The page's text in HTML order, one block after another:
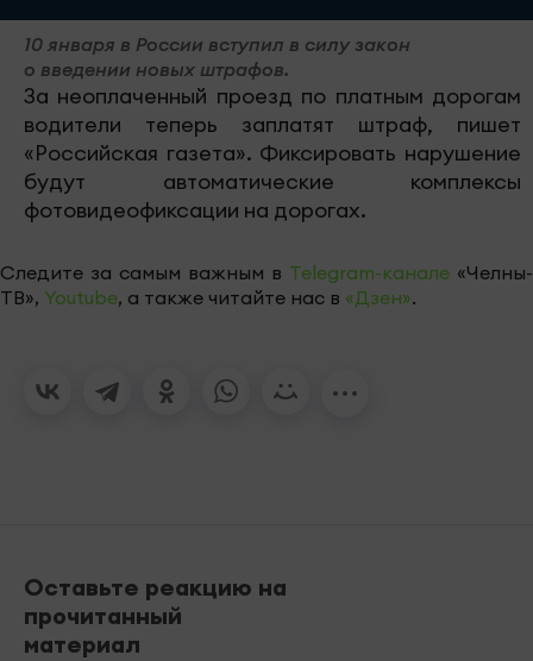
10 января в России вступил в силу закон
о введении новых штрафов.
За неоплаченный проезд по платным дорогам
водители теперь заплатят штраф, пишет
«Российская газета». Фиксировать нарушение
будут автоматические комплексы
фотовидеофиксации на дорогах.
Следите за самым важным в Telegram-канале «Челны-
ТВ», Youtube, а также читайте нас в «Дзен».
Оставьте реакцию на
прочитанный
материал